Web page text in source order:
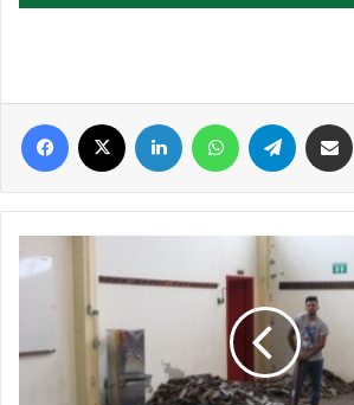
Facebook Linkedin WhatsAppTelegram
Ginásio